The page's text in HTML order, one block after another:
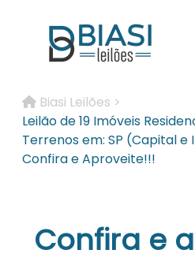
Biasi Leilões >
Leilão de 19 Imóveis
Terrenos em: SP (Capital
Confira e Aproveite!!!
Confira e